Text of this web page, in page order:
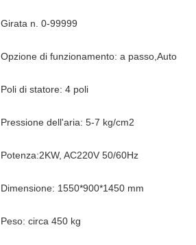
Girata n. 0-99999
Opzione di funzionamento: a passo,Auto
Poli di statore: 4 poli
Pressione dell'aria: 5-7 kg/cm2
Potenza:2KW, AC220V 50/60Hz
Dimensione: 1550*900*1450 mm
Peso: circa 450 kg